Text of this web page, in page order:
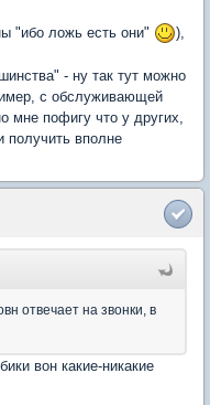
"ибо ложь есть они"
),
- ну так тут можно
с обслуживающей
мне пофигу что у других,
получить вполне
отвечает на звонки, в
вон какие-никакие